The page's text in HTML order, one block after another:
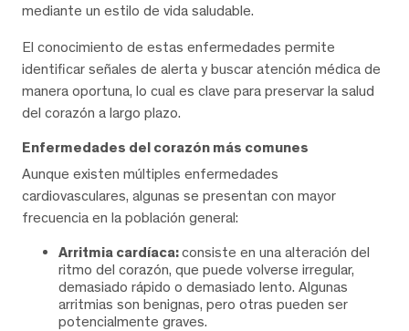
mediante un estilo de vida saludable.
El conocimiento de estas enfermedades permite
identificar señales de alerta y buscar atención médica de
manera oportuna, lo cual es clave para preservar la salud
del corazón a largo plazo.
Enfermedades del corazón más comunes
Aunque existen múltiples enfermedades
cardiovasculares, algunas se presentan con mayor
frecuencia en la población general:
Arritmia cardíaca:consiste en una alteración del
ritmo del corazón, que puede volverse irregular,
demasiado rápido o demasiado lento. Algunas
arritmias son benignas, pero otras pueden ser
potencialmente graves.